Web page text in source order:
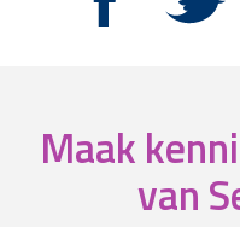
Maak
van